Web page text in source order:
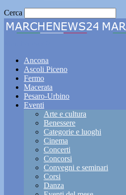
Cerca
Ancona
Ascoli Piceno
Fermo
Macerata
Pesaro-Urbino
Eventi
Arte e cultura
Benessere
Categorie e luoghi
Cinema
Concerti
Concorsi
Convegni e seminari
Corsi
Danza